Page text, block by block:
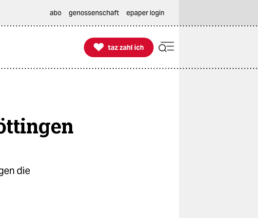
abo genossenschaft epaper login

taz zahl ich
taz zahl ich
die